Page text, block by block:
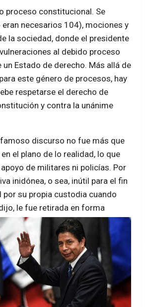
proceso constitucional. Se
necesarios 104), mociones y
la sociedad, donde el presidente
al debido proceso
Estado de derecho. Más allá de
este género de procesos, hay
respetarse el derecho de
y contra la unánime
discurso no fue más que
el plano de lo realidad, lo que
de militares ni policías. Por
inidónea, o sea, inútil para el fin
su propia custodia cuando
le fue retirada en forma